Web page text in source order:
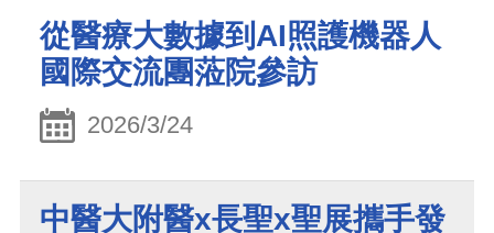
從醫療大數據到AI照護機器人
國際交流團蒞院參訪
2026/3/24
中醫大附醫x長聖x聖展攜手發